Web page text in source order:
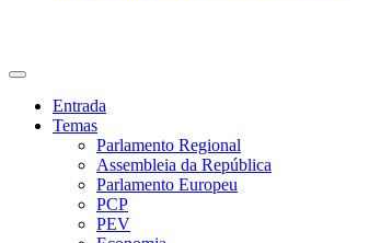
Entrada
Temas
Parlamento Regional
Assembleia da República
Parlamento Europeu
PCP
PEV